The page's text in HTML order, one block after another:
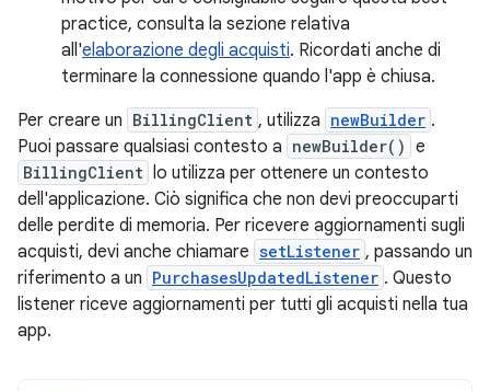
practice, consulta la sezione relativa
all'elaborazione degli acquisti. Ricordati anche di
terminare la connessione quando l'app è chiusa.
Per creare un BillingClient , utilizza newBuilder .
Puoi passare qualsiasi contesto a newBuilder() e
BillingClient lo utilizza per ottenere un contesto
dell'applicazione. Ciò significa che non devi preoccuparti
delle perdite di memoria. Per ricevere aggiornamenti sugli
acquisti, devi anche chiamare setListener , passando un
riferimento a un PurchasesUpdatedListener . Questo
listener riceve aggiornamenti per tutti gli acquisti nella tua
app.